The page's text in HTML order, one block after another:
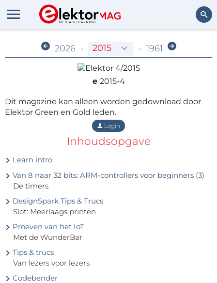
Zoeken
Archief voor leden
2026 - - 1961
e 2015-4
Dit magazine kan alleen worden gedownload door
Elektor Green en Gold leden.
Login
Inhoudsopgave
Learn intro
Van 8 naar 32 bits: ARM-controllers voor beginners (3)
De timers
DesignSpark Tips & Trucs
Slot: Meerlaags printen
Proeven van het IoT
Met de WunderBar
Tips & trucs
Van lezers voor lezers
Codebender